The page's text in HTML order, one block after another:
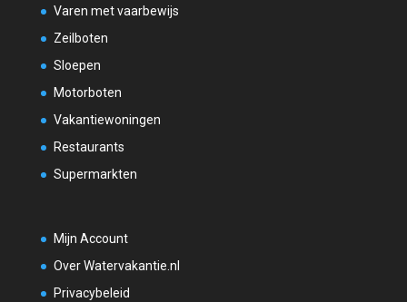
Varen met vaarbewijs
Zeilboten
Sloepen
Motorboten
Vakantiewoningen
Restaurants
Supermarkten
Mijn Account
Over Watervakantie.nl
Privacybeleid